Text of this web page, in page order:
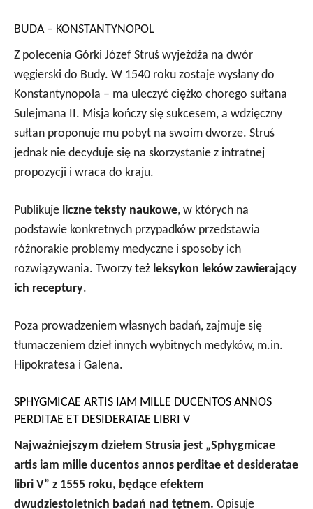
BUDA – KONSTANTYNOPOL
Z polecenia Górki Józef Struś wyjeżdża na dwór
węgierski do Budy. W 1540 roku zostaje wysłany do
Konstantynopola – ma uleczyć ciężko chorego sułtana
Sulejmana II. Misja kończy się sukcesem, a wdzięczny
sułtan proponuje mu pobyt na swoim dworze. Struś
jednak nie decyduje się na skorzystanie z intratnej
propozycji i wraca do kraju.
Publikuje liczne teksty naukowe, w których na
podstawie konkretnych przypadków przedstawia
różnorakie problemy medyczne i sposoby ich
rozwiązywania. Tworzy też leksykon leków zawierający
ich receptury.
Poza prowadzeniem własnych badań, zajmuje się
tłumaczeniem dzieł innych wybitnych medyków, m.in.
Hipokratesa i Galena.
SPHYGMICAE ARTIS IAM MILLE DUCENTOS ANNOS
PERDITAE ET DESIDERATAE LIBRI V
Najważniejszym dziełem Strusia jest „Sphygmicae
artis iam mille ducentos annos perditae et desideratae
libri V” z 1555 roku, będące efektem
dwudziestoletnich badań nad tętnem. Opisuje